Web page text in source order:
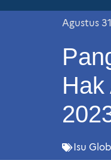
Agustus
Isu